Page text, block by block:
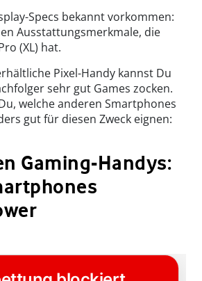
Specs bekannt vorkommen:
Ausstattungsmerkmale, die
(XL) hat.
Pixel-Handy kannst Du
sehr gut Games zocken.
welche anderen Smartphones
gut für diesen Zweck eignen:
Gaming-Handys: